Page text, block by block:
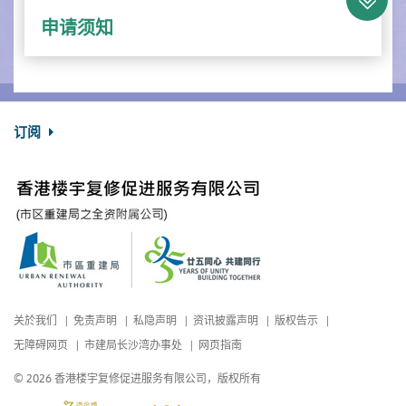
申请须知
订阅
关於我们 免责声明 私隐声明 资讯披露声明
版权告示
无障碍网页
市建局长沙湾办事处 网页指南
© 2026 香港楼宇复修促进服务有限公司，版权所有